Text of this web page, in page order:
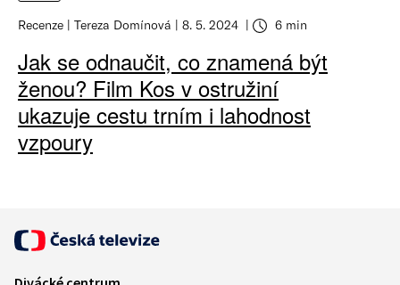
Recenze Tereza Domínová 8. 5. 2024 6 min
Jak se odnaučit, co znamená být
ženou? Film Kos v ostružiní
ukazuje cestu trním i lahodnost
vzpoury